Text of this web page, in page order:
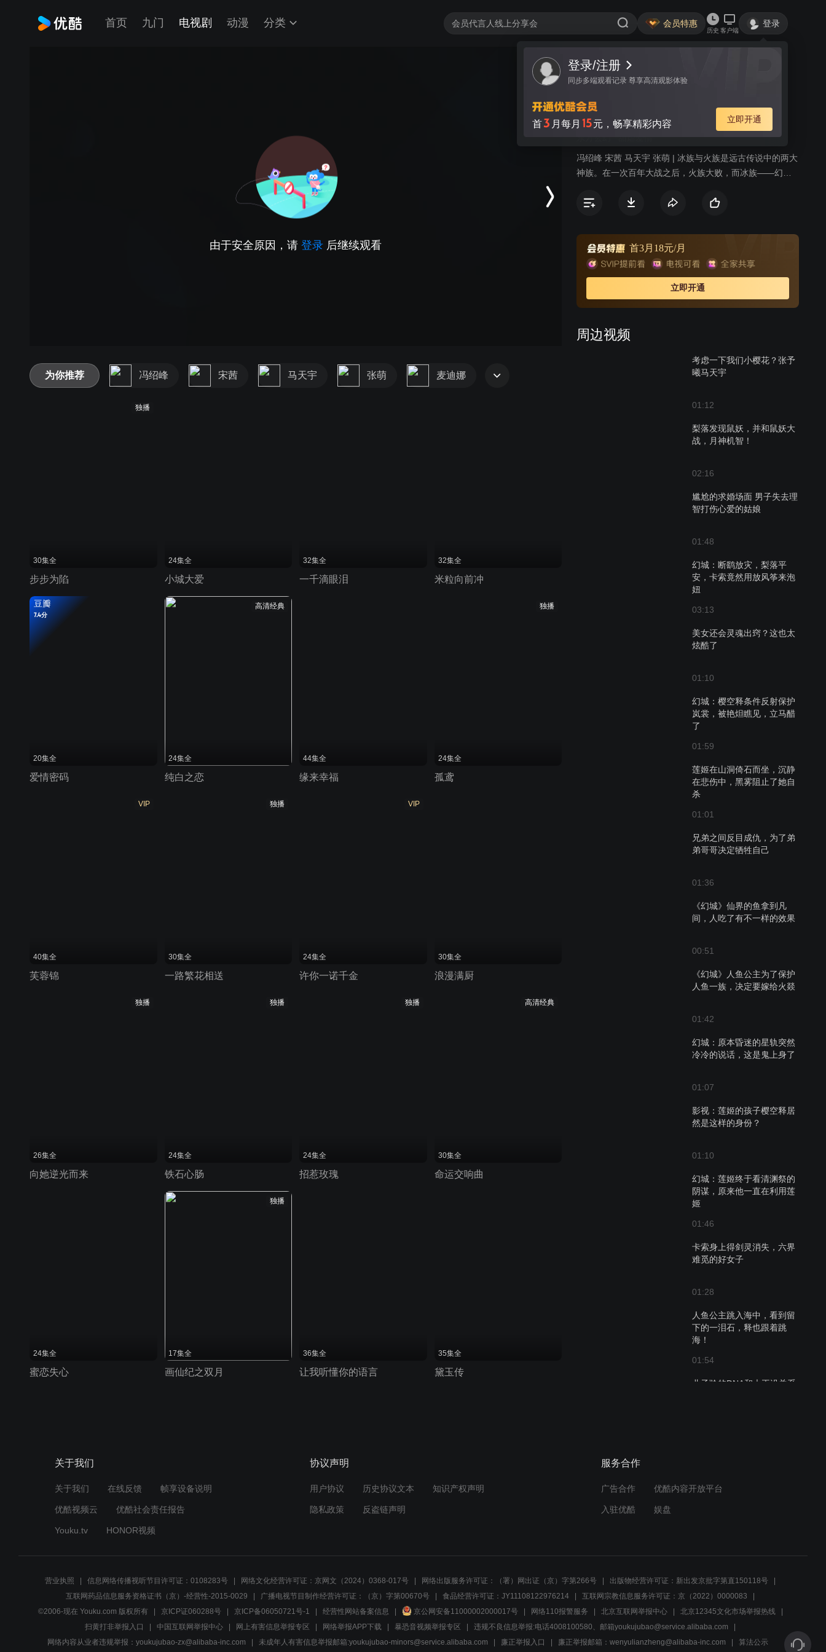
首页 九门 电视剧 动漫 分类 会员特惠
历史 客户端
登录
登录/注册
同步多端观看记录 尊享高清观影体验
首3 月每月 15元，畅享精彩内容 立即开通
由于安全原因，请 登录 后继续观看
视频 讨论
幻城 DVD版
甜虐爱情
冯绍峰 宋茜 马天宇 张萌 | 冰族与火族是远古传说中的两大
神族。在一次百年大战之后，火族大败，而冰族——幻雪
位更迭过程中，卡索先后失去爱人和弟弟樱空释。登上王
神山，与占据神山的渊祭斗智斗法。然而当他们打败渊祭
强大的四大护法之后，才发现一切都是渊祭布下的惊天阴
谋。期间卡索也费尽艰辛寻找失散的爱人和弟弟，然而樱
空释却被渊祭送入火族，记忆全失的他成为了火族王子。
当冰族与火族再次爆发大战时，这对昔日的亲兄弟面临生
得到了应有的惩罚。
首3月18元/月
立即开通
周边视频
考虑一下我们小樱花？张予
曦马天宇
01:12
梨落发现鼠妖，并和鼠妖大
战，月神机智！
02:16
尴尬的求婚场面 男子失去理
智打伤心爱的姑娘
01:48
幻城：断鹞放灾，梨落平
安，卡索竟然用放风筝来泡
妞
03:13
美女还会灵魂出窍？这也太
炫酷了
01:10
幻城：樱空释条件反射保护
岚裳，被艳炟瞧见，立马醋
了
01:59
莲姬在山洞倚石而坐，沉静
在悲伤中，黑雾阻止了她自
杀
01:01
兄弟之间反目成仇，为了弟
弟哥哥决定牺牲自己
01:36
《幻城》仙界的鱼拿到凡
间，人吃了有不一样的效果
00:51
《幻城》人鱼公主为了保护
人鱼一族，决定要嫁给火燚
01:42
幻城：原本昏迷的星轨突然
冷冷的说话，这是鬼上身了
01:07
影视：莲姬的孩子樱空释居
然是这样的身份？
01:10
幻城：莲姬终于看清渊祭的
阴谋，原来他一直在利用莲
姬
01:46
卡索身上得剑灵消失，六界
难觅的好女子
01:28
人鱼公主跳入海中，看到留
下的一泪石，释也跟着跳
海！
01:54
儿子验的DNA和大王没关系,
幻城：樱空释为帮哥哥了心
愿，强行破结界，将其救出
为你推荐 冯绍峰 宋茜 马天宇 张萌 麦迪娜
独播
30集全
步步为陷
24集全
小城大爱
32集全
一千滴眼泪
32集全
米粒向前冲
豆瓣
7.4分
20集全
爱情密码
高清经典
24集全
纯白之恋
44集全
缘来幸福
独播
24集全
孤鸢
VIP
40集全
芙蓉锦
独播
30集全
一路繁花相送
VIP
24集全
许你一诺千金
30集全
浪漫满厨
独播
26集全
向她逆光而来
独播
24集全
铁石心肠
独播
24集全
招惹玫瑰
高清经典
30集全
命运交响曲
24集全
蜜恋失心
独播
17集全
画仙纪之双月
36集全
让我听懂你的语言
35集全
黛玉传
关于我们
关于我们 在线反馈 帧享设备说明
优酷视频云 优酷社会责任报告
Youku.tv HONOR视频
协议声明
用户协议 历史协议文本 知识产权声明
隐私政策 反盗链声明
服务合作
广告合作 优酷内容开放平台
入驻优酷 娱盘
营业执照 信息网络传播视听节目许可证：0108283号 网络文化经营许可证：京网文（2024）0368-017号 网络出版服务许可证：（署）网出证（京）字第266号
出版物经营许可证：新出发京批字第直150118号
互联网药品信息服务资格证书（京）-经营性-2015-0029
广播电视节目制作经营许可证：（京）字第00670号 食品经营许可证：JY11108122976214
互联网宗教信息服务许可证：京（2022）0000083
©2006-现在 Youku.com 版权所有
京ICP证060288号 京ICP备06050721号-1 经营性网站备案信息 京公网安备11000002000017号 网络110报警服务 北京互联网举报中心
北京12345文化市场举报热线
扫黄打非举报入口
中国互联网举报中心 网上有害信息举报专区 网络举报APP下载 暴恐音视频举报专区
违规不良信息举报:电话4008100580、邮箱youkujubao@service.alibaba.com
网络内容从业者违规举报：youkujubao-zx@alibaba-inc.com
未成年人有害信息举报邮箱:youkujubao-minors@service.alibaba.com 廉正举报入口 廉正举报邮箱：wenyulianzheng@alibaba-inc.com 算法公示